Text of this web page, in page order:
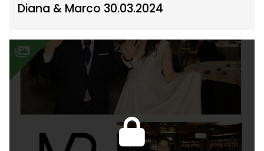
Diana & Marco 30.03.2024